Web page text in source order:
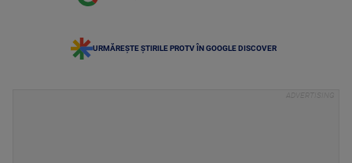
URMĂREȘTE ȘTIRILE PROTV ÎN GOOGLE DISCOVER